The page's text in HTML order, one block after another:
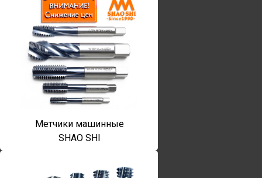
Метчики машинные
SHAO SHI